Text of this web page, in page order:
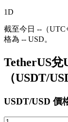
1D
截至今日 --（
格為 -- USD。
TetherUS兌
（USDT/
USDT/USD 價